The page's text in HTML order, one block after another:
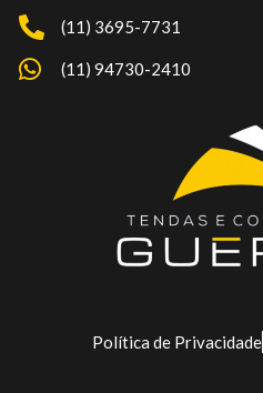
(11) 3695-7731
(11) 94730-2410
Política de Privacidade